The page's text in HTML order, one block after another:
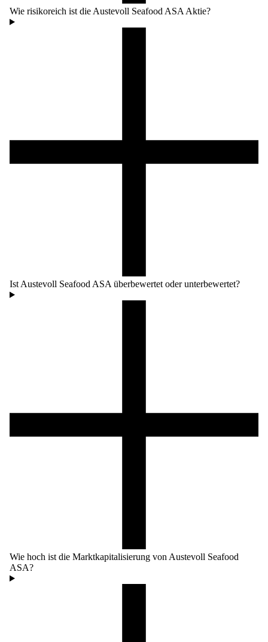
Wie risikoreich ist die Austevoll Seafood ASA Aktie?
Ist Austevoll Seafood ASA überbewertet oder unterbewertet?
Wie hoch ist die Marktkapitalisierung von Austevoll Seafood
ASA?